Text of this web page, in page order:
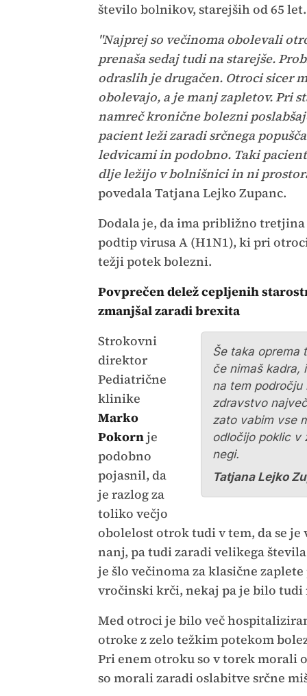
število bolnikov, starejših od 65 let.
"Najprej so večinoma obolevali
prenaša sedaj tudi na starejše.
odraslih je drugačen. Otroci sicer
obolevajo, a je manj zapletov. Pri
namreč kronične bolezni
pacient leži zaradi srčnega
ledvicami in podobno. Taki
dlje ležijo v bolnišnici in ni
povedala Tatjana Lejko Zupanc.
Dodala je, da ima približno
podtip virusa A (H1N1), ki pri
težji potek bolezni.
Povprečen delež cepljenih
zmanjšal zaradi brexita
Še taka oprema
če nimaš kadra,
na tem področju
zdravstvo
zato vabim vse
odločijo poklic v
negi.
Tatjana Lejko
Strokovni
direktor
Pediatrične
klinike
Marko
Pokornje
podobno
pojasnil, da
je razlog za
toliko večjo
obolelost otrok tudi v tem, da se
nanj, pa tudi zaradi velikega
je šlo večinoma za klasične
vročinski krči, nekaj pa je bilo tudi
Med otroci je bilo več
otroke z zelo težkim potekom
Pri enem otroku so v torek morali
so morali zaradi oslabitve srčne